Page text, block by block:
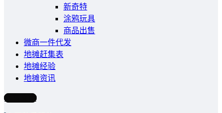
新奇特
涂鸦玩具
商品出售
微商一件代发
地摊赶集表
地摊经验
地摊资讯
写文章